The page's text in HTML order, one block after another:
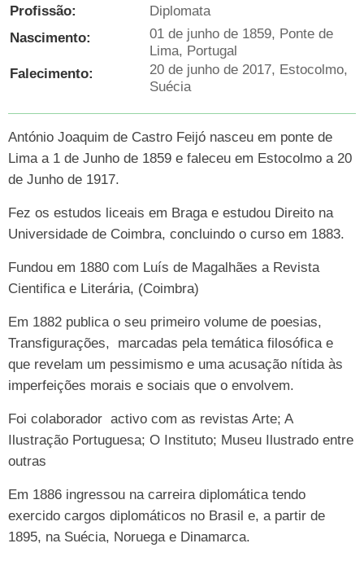
Profissão:
Diplomata
Nascimento:
01 de junho de 1859, Ponte de
Lima, Portugal
Falecimento:
20 de junho de 2017, Estocolmo,
Suécia
António Joaquim de Castro Feijó nasceu em ponte de
Lima a 1 de Junho de 1859 e faleceu em Estocolmo a 20
de Junho de 1917.
Fez os estudos liceais em Braga e estudou Direito na
Universidade de Coimbra, concluindo o curso em 1883.
Fundou em 1880 com Luís de Magalhães a Revista
Cientifica e Literária, (Coimbra)
Em 1882 publica o seu primeiro volume de poesias,
Transfigurações, marcadas pela temática filosófica e
que revelam um pessimismo e uma acusação nítida às
imperfeições morais e sociais que o envolvem.
Foi colaborador activo com as revistas Arte; A
Ilustração Portuguesa; O Instituto; Museu Ilustrado entre
outras
Em 1886 ingressou na carreira diplomática tendo
exercido cargos diplomáticos no Brasil e, a partir de
1895, na Suécia, Noruega e Dinamarca.